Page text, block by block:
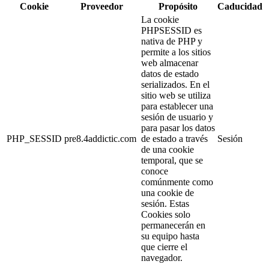
Cookie
Proveedor Propósito Caducidad
PHP_SESSID pre8.4addictic.com
La cookie
PHPSESSID es
nativa de PHP y
permite a los sitios
web almacenar
datos de estado
serializados. En el
sitio web se utiliza
para establecer una
sesión de usuario y
para pasar los datos
de estado a través
de una cookie
temporal, que se
conoce
comúnmente como
una cookie de
sesión. Estas
Cookies solo
permanecerán en
su equipo hasta
que cierre el
navegador.
Sesión